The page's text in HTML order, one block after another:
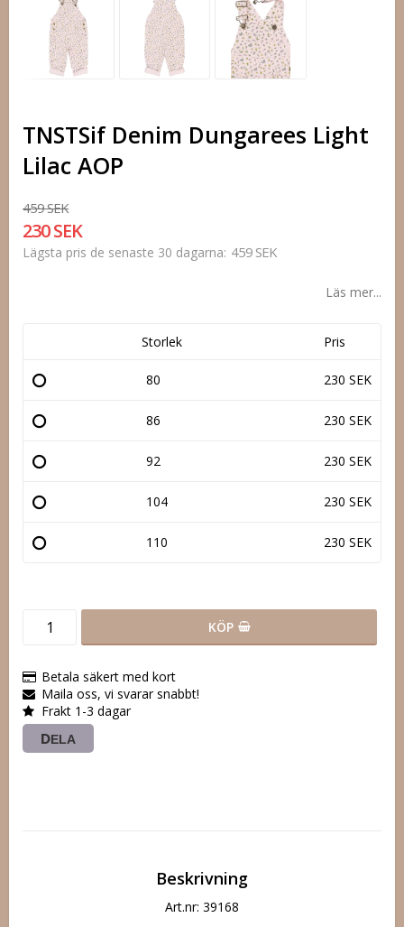
TNSTSif Denim Dungarees Light
Lilac AOP
459 SEK
230 SEK
Lägsta pris de senaste 30 dagarna 459 SEK
Läs mer...
Storlek Pris
80 230 SEK
86 230 SEK
92 230 SEK
104 230 SEK
110 230 SEK
KÖP
Betala säkert med kort
Maila oss, vi svarar snabbt!
Frakt 1-3 dagar
DELA
Beskrivning
Art.nr: 39168